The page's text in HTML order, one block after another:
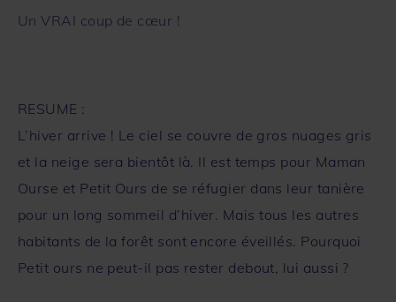
Un VRAI coup de cœur !
RESUME :
L’hiver arrive ! Le ciel se couvre de gros nuages gris
et la neige sera bientôt là. Il est temps pour Maman
Ourse et Petit Ours de se réfugier dans leur tanière
pour un long sommeil d’hiver. Mais tous les autres
habitants de la forêt sont encore éveillés. Pourquoi
Petit ours ne peut-il pas rester debout, lui aussi ?